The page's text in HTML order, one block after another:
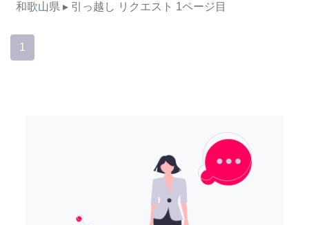
和歌山県 ▸ 引っ越し リクエスト 1ページ目
1